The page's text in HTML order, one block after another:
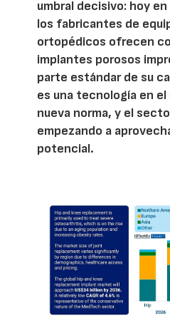
umbral decisivo: hoy
los fabricantes de
ortopédicos ofrecen
implantes porosos
parte estándar de su
es una tecnología en
nueva norma, y el
empezando a
potencial.